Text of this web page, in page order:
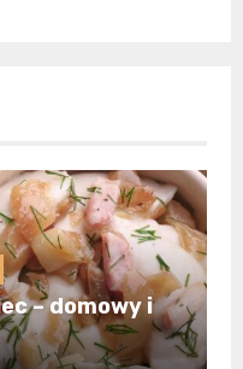
– domowy i